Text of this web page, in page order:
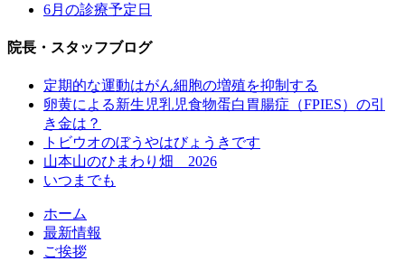
6月の診療予定日
院長・スタッフブログ
定期的な運動はがん細胞の増殖を抑制する
卵黄による新生児乳児食物蛋白胃腸症（FPIES）の引
き金は？
トビウオのぼうやはびょうきです
山本山のひまわり畑 2026
いつまでも
ホーム
最新情報
ご挨拶